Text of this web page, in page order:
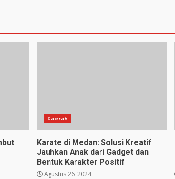
Daerah
Karate di Medan: Solusi Kreatif
Jauhkan Anak dari Gadget dan
Bentuk Karakter Positif
Agustus 26, 2024